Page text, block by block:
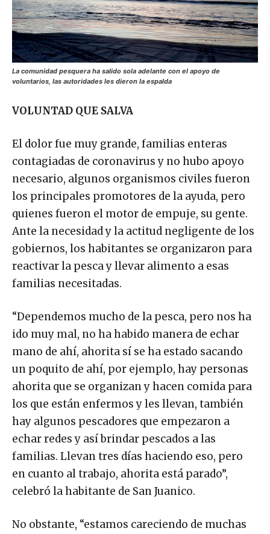
La comunidad pesquera ha salido sola adelante con el apoyo de
voluntarios, las autoridades les dieron la espalda
VOLUNTAD QUE SALVA
El dolor fue muy grande, familias enteras
contagiadas de coronavirus y no hubo apoyo
necesario, algunos organismos civiles fueron
los principales promotores de la ayuda, pero
quienes fueron el motor de empuje, su gente.
Ante la necesidad y la actitud negligente de los
gobiernos, los habitantes se organizaron para
reactivar la pesca y llevar alimento a esas
familias necesitadas.
“Dependemos mucho de la pesca, pero nos ha
ido muy mal, no ha habido manera de echar
mano de ahí, ahorita sí se ha estado sacando
un poquito de ahí, por ejemplo, hay personas
ahorita que se organizan y hacen comida para
los que están enfermos y les llevan, también
hay algunos pescadores que empezaron a
echar redes y así brindar pescados a las
familias. Llevan tres días haciendo eso, pero
en cuanto al trabajo, ahorita está parado”,
celebró la habitante de San Juanico.
No obstante, “estamos careciendo de muchas